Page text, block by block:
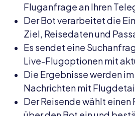
Fluganfrage an Ihren
Der Bot verarbeitet die
Ziel, Reisedaten und
Es sendet eine
Live-Flugoptionen mit
Die Ergebnisse werden
Nachrichten mit
Der Reisende wählt